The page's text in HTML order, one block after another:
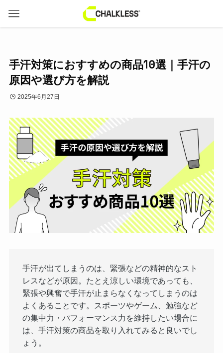
手汗対策におすすめの商品10選｜手汗の
原因や選び方を解説
2025年6月27日
手汗が出てしまうのは、緊張などの精神的なスト
レスなどが原因。たとえ涼しい環境であっても、
緊張や興奮で手汗が止まらなくなってしまうのは
よくあることです。スポーツやゲーム、勉強など
の集中力・パフォーマンス力を維持したい場合に
は、手汗対策の商品を取り入れてみると良いでし
ょう。